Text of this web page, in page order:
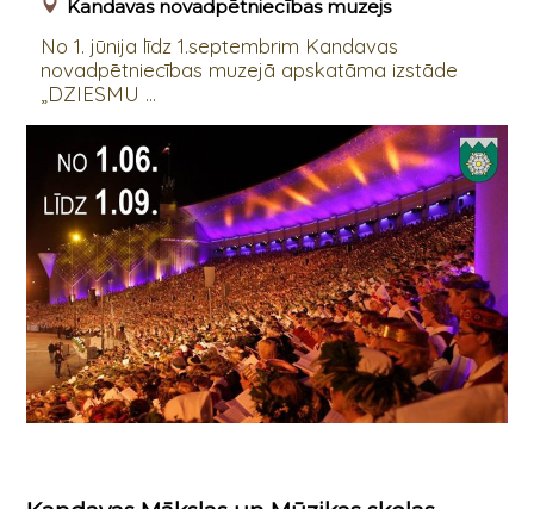
Kandavas novadpētniecības muzejs
No 1. jūnija līdz 1.septembrim Kandavas
novadpētniecības muzejā apskatāma izstāde
„DZIESMU ...